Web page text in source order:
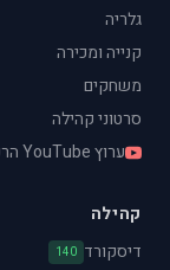
גלריה
קנייה ומכירה
משחקים
סרטוני קהילה
ערוץ YouTube הרשמי
קהילה
דיסקורד 140